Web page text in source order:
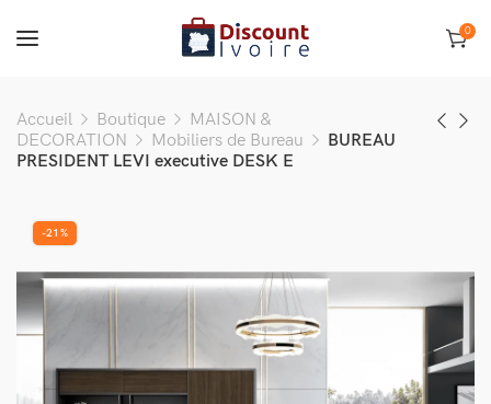
0
Accueil Boutique
MAISON &
DECORATION
Mobiliers de Bureau
BUREAU
PRESIDENT LEVI executive DESK E
-21%